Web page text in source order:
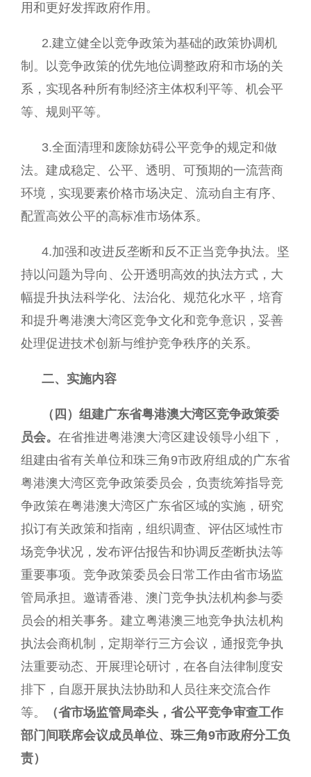
用和更好发挥政府作用。
2.建立健全以竞争政策为基础的政策协调机
制。以竞争政策的优先地位调整政府和市场的关
系，实现各种所有制经济主体权利平等、机会平
等、规则平等。
3.全面清理和废除妨碍公平竞争的规定和做
法。建成稳定、公平、透明、可预期的一流营商
环境，实现要素价格市场决定、流动自主有序、
配置高效公平的高标准市场体系。
4.加强和改进反垄断和反不正当竞争执法。坚
持以问题为导向、公开透明高效的执法方式，大
幅提升执法科学化、法治化、规范化水平，培育
和提升粤港澳大湾区竞争文化和竞争意识，妥善
处理促进技术创新与维护竞争秩序的关系。
二、实施内容
（四）组建广东省粤港澳大湾区竞争政策委
员会。 在省推进粤港澳大湾区建设领导小组下，
组建由省有关单位和珠三角9市政府组成的广东省
粤港澳大湾区竞争政策委员会，负责统筹指导竞
争政策在粤港澳大湾区广东省区域的实施，研究
拟订有关政策和指南，组织调查、评估区域性市
场竞争状况，发布评估报告和协调反垄断执法等
重要事项。竞争政策委员会日常工作由省市场监
管局承担。邀请香港、澳门竞争执法机构参与委
员会的相关事务。建立粤港澳三地竞争执法机构
执法会商机制，定期举行三方会议，通报竞争执
法重要动态、开展理论研讨，在各自法律制度安
排下，自愿开展执法协助和人员往来交流合作
等。
（省市场监管局牵头，省公平竞争审查工作
部门间联席会议成员单位、珠三角9市政府分工负
责）